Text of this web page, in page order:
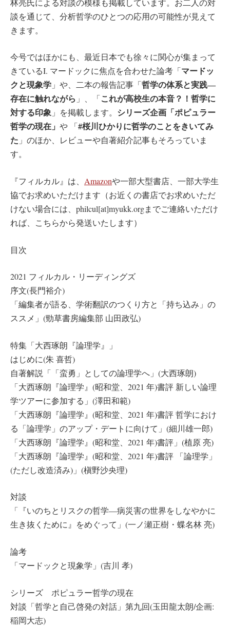
林亮氏による対談の模様も掲載しています。お二人の対
談を通じて、分析哲学のひとつの応用の可能性が見えて
きます。
今号ではほかにも、最近日本でも徐々に関心が集まって
きているI. マードックに焦点を合わせた論考「マードッ
クと現象学 」や、二本の報告記事「哲学の体系と実践―
存在に触れながら 」、「これが高校生の本音？！哲学に
対する印象 」を掲載します。 シリーズ企画「ポピュラー
哲学の現在」 や 「#桜川ひかりに哲学のことをきいてみ
た 」のほか、レビューや自著紹介記事もそろっていま
す。
『フィルカル』は、 Amazonや一部大型書店、一部大学生
協でお求めいただけます（お近くの書店でお求めいただ
けない場合には、philcul[at]myukk.orgまでご連絡いただけ
れば、こちらから発送いたします）
目次
2021 フィルカル・リーディングズ
序文(長門裕介)
「編集者が語る、学術翻訳のつくり方と「持ち込み」の
ススメ」(勁草書房編集部 山田政弘)
特集「大西琢朗『論理学』」
はじめに(朱 喜哲)
自著解説「「蛮勇」としての論理学へ」(大西琢朗)
「大西琢朗『論理学』(昭和堂、2021 年)書評 新しい論理
学ツアーに参加する」(澤田和範)
「大西琢朗『論理学』(昭和堂、2021 年)書評 哲学におけ
る「論理学」のアップ・デートに向けて」(細川雄一郎)
「大西琢朗『論理学』(昭和堂、2021 年)書評」(植原 亮)
「大西琢朗『論理学』(昭和堂、2021 年)書評 「論理学」
(ただし改造済み)」(槇野沙央理)
対談
「『いのちとリスクの哲学―病災害の世界をしなやかに
生き抜くために』をめぐって」(一ノ瀬正樹・蝶名林 亮)
論考
「マードックと現象学」(吉川 孝)
シリーズ ポピュラー哲学の現在
対談「哲学と自己啓発の対話」第九回(玉田龍太朗/企画:
稲岡大志)